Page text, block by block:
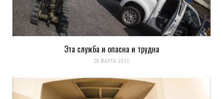
Эта служба и опасна и трудна
28 МАРТА 2013